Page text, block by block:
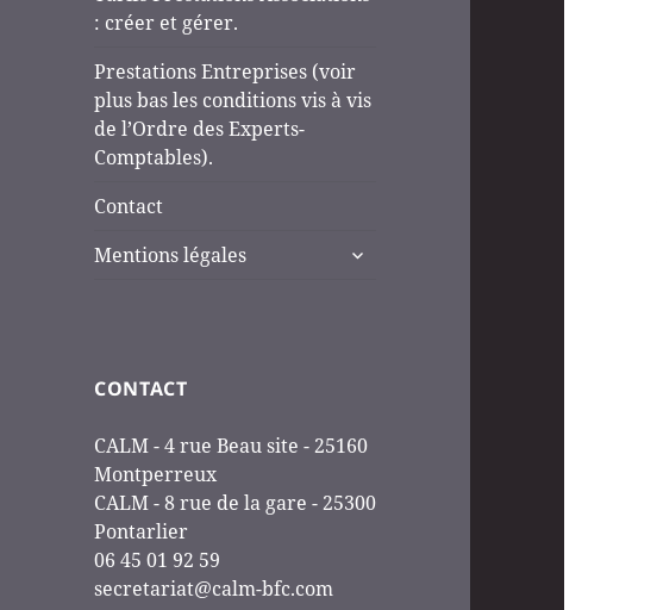
: créer et gérer.
Prestations Entreprises (voir
plus bas les conditions vis à vis
de l’Ordre des Experts-
Comptables).
Contact
Mentions légales
ouvrir
CONTACT
CALM - 4 rue Beau site - 25160
Montperreux
CALM - 8 rue de la gare - 25300
Pontarlier
06 45 01 92 59
secretariat@calm-bfc.com